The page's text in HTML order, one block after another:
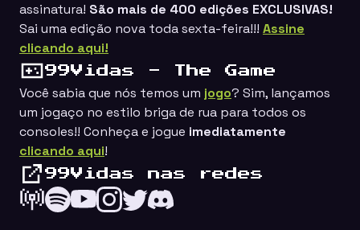
assinatura! São mais de 400 edições EXCLUSIVAS!
Sai uma edição nova toda sexta-feira!!! Assine
clicando aqui!
99Vidas - The Game
Você sabia que nós temos um jogo? Sim, lançamos
um jogaço no estilo briga de rua para todos os
consoles!! Conheça e jogue imediatamente
clicando aqui!
99Vidas nas redes